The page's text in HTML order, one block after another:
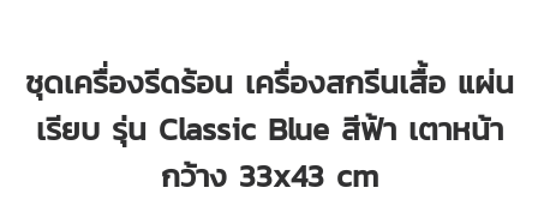
ชุดเครื่องรีดร้อน เครื่องสกรีนเสื้อ แผ่น
เรียบ รุ่น Classic Blue สีฟ้า เตาหน้า
กว้าง 33x43 cm